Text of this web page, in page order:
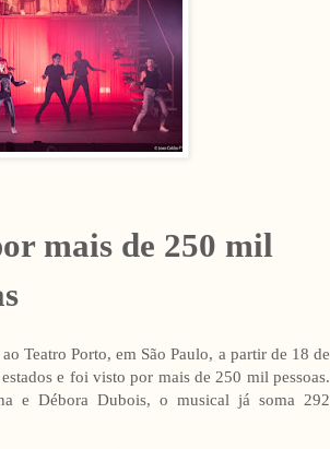
mais de 250 mil
Teatro Porto, em São Paulo, a partir de 18 de
e foi visto por mais de 250 mil pessoas.
e Débora Dubois, o musical já soma 292